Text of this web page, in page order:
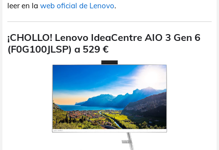
leer en la web oficial de Lenovo.
¡CHOLLO! Lenovo IdeaCentre AIO 3 Gen 6
(F0G100JLSP) a 529 €